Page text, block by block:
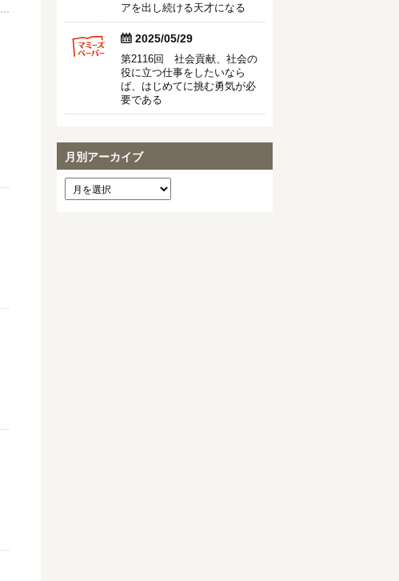
アを出し続ける天才になる
  2025/05/29
第2116回 社会貢献、社会の
役に立つ仕事をしたいなら
ば、はじめてに挑む勇気が必
要である
月別アーカイブ